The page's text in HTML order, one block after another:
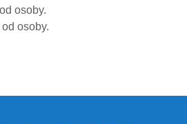
osoby.
osoby.